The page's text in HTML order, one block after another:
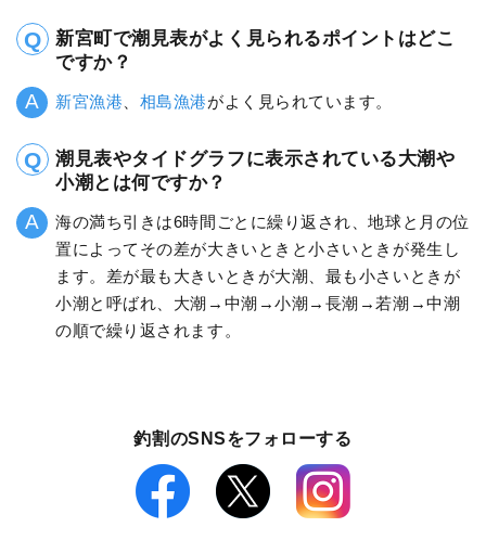
新宮町で潮見表がよく見られるポイントはどこ
ですか？
新宮漁港、 相島漁港がよく見られています。
潮見表やタイドグラフに表示されている大潮や
小潮とは何ですか？
海の満ち引きは6時間ごとに繰り返され、地球と月の位
置によってその差が大きいときと小さいときが発生し
ます。差が最も大きいときが大潮、最も小さいときが
小潮と呼ばれ、大潮→中潮→小潮→長潮→若潮→中潮
の順で繰り返されます。
釣割のSNSをフォローする